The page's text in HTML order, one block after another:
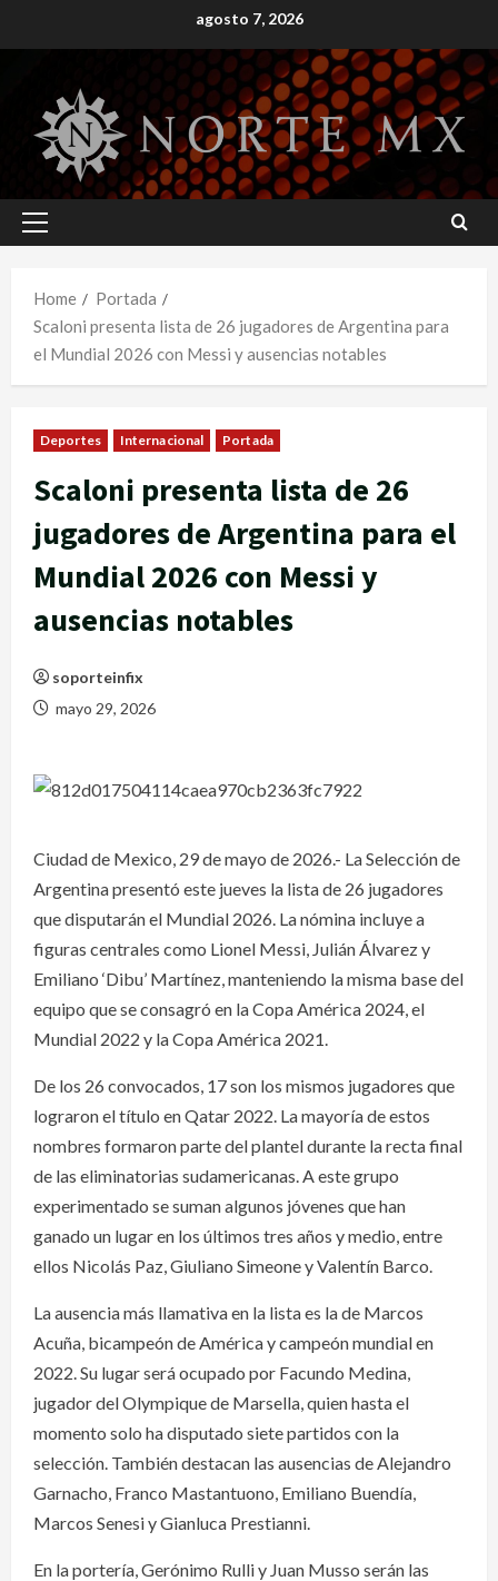
to
agosto 7, 2026
Primary
Home
Portada
Scaloni presenta lista de 26 jugadores de Argentina para
el Mundial 2026 con Messi y ausencias notables
Deportes Internacional Portada
Scaloni presenta lista de 26
jugadores de Argentina para el
Mundial 2026 con Messi y
ausencias notables
soporteinfix
mayo 29, 2026
Ciudad de Mexico, 29 de mayo de 2026.- La Selección de
Argentina presentó este jueves la lista de 26 jugadores
que disputarán el Mundial 2026. La nómina incluye a
figuras centrales como Lionel Messi, Julián Álvarez y
Emiliano ‘Dibu’ Martínez, manteniendo la misma base del
equipo que se consagró en la Copa América 2024, el
Mundial 2022 y la Copa América 2021.
De los 26 convocados, 17 son los mismos jugadores que
lograron el título en Qatar 2022. La mayoría de estos
nombres formaron parte del plantel durante la recta final
de las eliminatorias sudamericanas. A este grupo
experimentado se suman algunos jóvenes que han
ganado un lugar en los últimos tres años y medio, entre
ellos Nicolás Paz, Giuliano Simeone y Valentín Barco.
La ausencia más llamativa en la lista es la de Marcos
Acuña, bicampeón de América y campeón mundial en
2022. Su lugar será ocupado por Facundo Medina,
jugador del Olympique de Marsella, quien hasta el
momento solo ha disputado siete partidos con la
selección. También destacan las ausencias de Alejandro
Garnacho, Franco Mastantuono, Emiliano Buendía,
Marcos Senesi y Gianluca Prestianni.
En la portería, Gerónimo Rulli y Juan Musso serán las